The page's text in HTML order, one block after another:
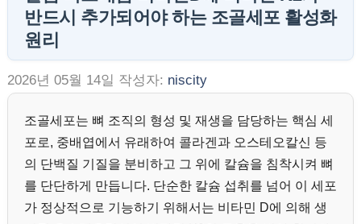
반드시 추가되어야 하는 조골세포 활성화
원리
2026년 05월 14일 작성자: niscity
조골세포는 뼈 조직의 형성 및 재생을 담당하는 핵심 세
포로, 중배엽에서 유래하여 콜라겐과 오스테오칼신 등
의 단백질 기질을 분비하고 그 위에 칼슘을 침착시켜 뼈
를 단단하게 만듭니다. 단순한 칼슘 섭취를 넘어 이 세포
가 정상적으로 기능하기 위해서는 비타민 D에 의해 생